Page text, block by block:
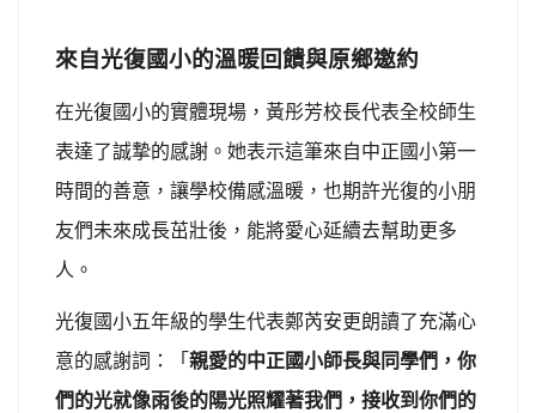
來自光復國小的溫暖回饋與原鄉邀約
在光復國小的實體現場，黃彤芳校長代表全校師生
表達了誠摯的感謝。她表示這筆來自中正國小第一
時間的善意，讓學校備感溫暖，也期許光復的小朋
友們未來成長茁壯後，能將愛心延續去幫助更多
人。
光復國小五年級的學生代表鄭芮安更朗讀了充滿心
意的感謝詞：「 親愛的中正國小師長與同學們，你
們的光就像雨後的陽光照耀著我們，接收到你們的